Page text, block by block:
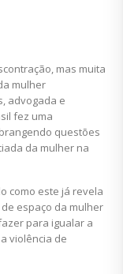
mas muita
mulher
advogada e
fez uma
questões
da mulher na
como este já revela
espaço da mulher
para igualar a
violência de